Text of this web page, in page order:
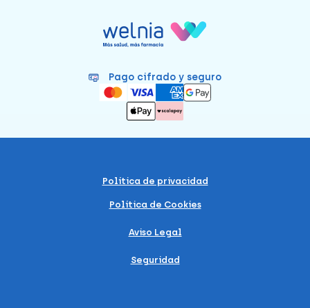
Pago cifrado y seguro
Política de privacidad
Política de Cookies
Aviso Legal
Seguridad